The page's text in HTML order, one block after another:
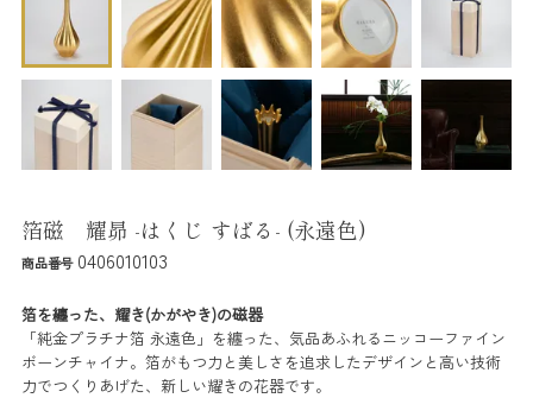
箔磁 耀昴 -はくじ すばる- (永遠色)
商品番号 0406010103
箔を纏った、耀き(かがやき)の磁器
「純金プラチナ箔 永遠色」を纏った、気品あふれるニッコーファイン
ボーンチャイナ。箔がもつ力と美しさを追求したデザインと高い技術
力でつくりあげた、新しい耀きの花器です。